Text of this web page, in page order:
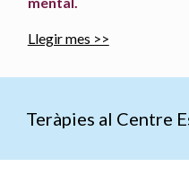
Llegir mes >>
Teràpies al Centre